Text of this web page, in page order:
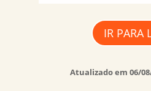
IR PARA
Atualizado em 06/